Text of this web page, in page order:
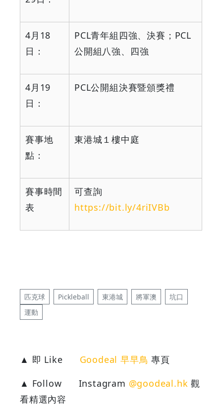
4月 18
日：
PCL青年組四強、決賽； PCL
公開組八強、四強
4月 19
日：
PCL公開組決賽暨頒獎禮
賽事地
點：
東港城１樓中庭
賽事時間
表
可查詢
https://bit.ly/4riIVBb
匹克球 Pickleball 東港城 將軍澳
坑口
運動
▲ 即 Like Goodeal 早早鳥 專頁
▲ Follow
Instagram @goodeal.hk 觀
看精選內容